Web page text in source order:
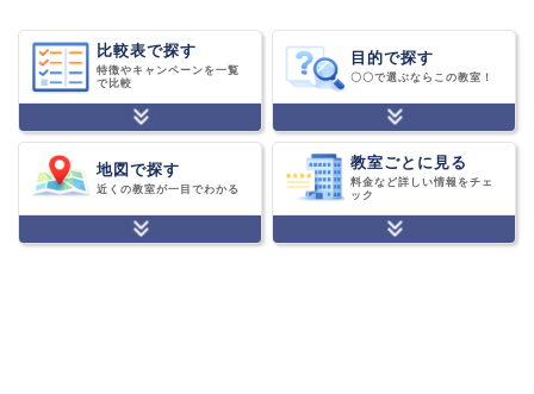
比較表で探す
特徴やキャンペーンを一覧
で比較
目的で探す
〇〇で選ぶならこの教室！
地図で探す
近くの教室が一目でわかる
教室ごとに見る
料金など詳しい情報をチェ
ック